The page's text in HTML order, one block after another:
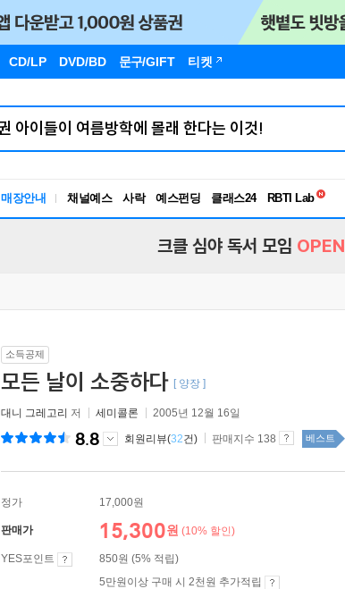
CD/LP DVD/BD 문구/GIFT 티켓
매장안내 채널예스 사락 예스펀딩 클래스24
RBTI Lab
독서유형검사
크클 심야 독서 모임 OPEN
소득공제
모든 날이 소중하다 [ 양장 ]
대니 그레고리 저 세미콜론 2005년 12월 16일
8.8 회원리뷰(32건) 판매지수 138 베스트
정가 17,000원
판매가 15,300원 (10% 할인)
YES포인트
850원 (5% 적립)
5만원이상 구매 시 2천원 추가적립